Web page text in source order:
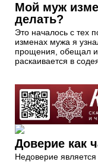
Мой муж
делать?
Это началось с тех
изменах мужа я
прощения, обещал
раскаивается в
Доверие как
Недоверие